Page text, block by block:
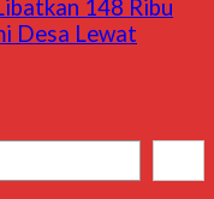
148 Ribu
Desa Lewat